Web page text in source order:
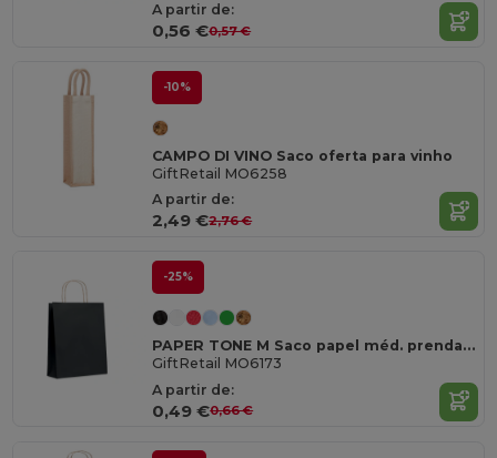
A partir de:
0,56 €0,57 €
-10%
CAMPO DI VINO Saco oferta para vinho
GiftRetail MO6258
A partir de:
2,49 €2,76 €
-25%
PAPER TONE M Saco papel méd. prenda 90g/m²
GiftRetail MO6173
A partir de:
0,49 €0,66 €